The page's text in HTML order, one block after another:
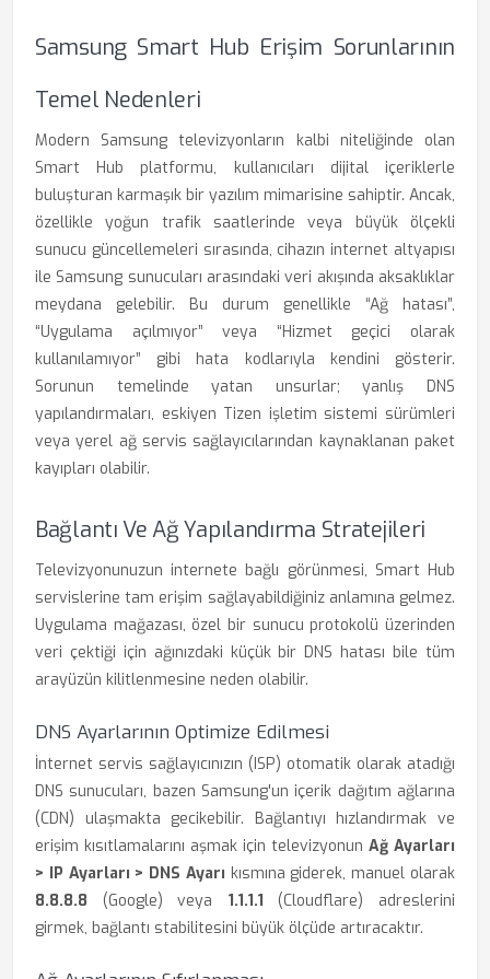
Samsung Smart Hub Erişim Sorunlarının
Temel Nedenleri
Modern Samsung televizyonların kalbi niteliğinde olan
Smart Hub platformu, kullanıcıları dijital içeriklerle
buluşturan karmaşık bir yazılım mimarisine sahiptir. Ancak,
özellikle yoğun trafik saatlerinde veya büyük ölçekli
sunucu güncellemeleri sırasında, cihazın internet altyapısı
ile Samsung sunucuları arasındaki veri akışında aksaklıklar
meydana gelebilir. Bu durum genellikle “Ağ hatası”,
“Uygulama açılmıyor” veya “Hizmet geçici olarak
kullanılamıyor” gibi hata kodlarıyla kendini gösterir.
Sorunun temelinde yatan unsurlar; yanlış DNS
yapılandırmaları, eskiyen Tizen işletim sistemi sürümleri
veya yerel ağ servis sağlayıcılarından kaynaklanan paket
kayıpları olabilir.
Bağlantı Ve Ağ Yapılandırma Stratejileri
Televizyonunuzun internete bağlı görünmesi, Smart Hub
servislerine tam erişim sağlayabildiğiniz anlamına gelmez.
Uygulama mağazası, özel bir sunucu protokolü üzerinden
veri çektiği için ağınızdaki küçük bir DNS hatası bile tüm
arayüzün kilitlenmesine neden olabilir.
DNS Ayarlarının Optimize Edilmesi
İnternet servis sağlayıcınızın (ISP) otomatik olarak atadığı
DNS sunucuları, bazen Samsung'un içerik dağıtım ağlarına
(CDN) ulaşmakta gecikebilir. Bağlantıyı hızlandırmak ve
erişim kısıtlamalarını aşmak için televizyonun Ağ Ayarları
> IP Ayarları > DNS Ayarı kısmına giderek, manuel olarak
8.8.8.8 (Google) veya 1.1.1.1 (Cloudflare) adreslerini
girmek, bağlantı stabilitesini büyük ölçüde artıracaktır.